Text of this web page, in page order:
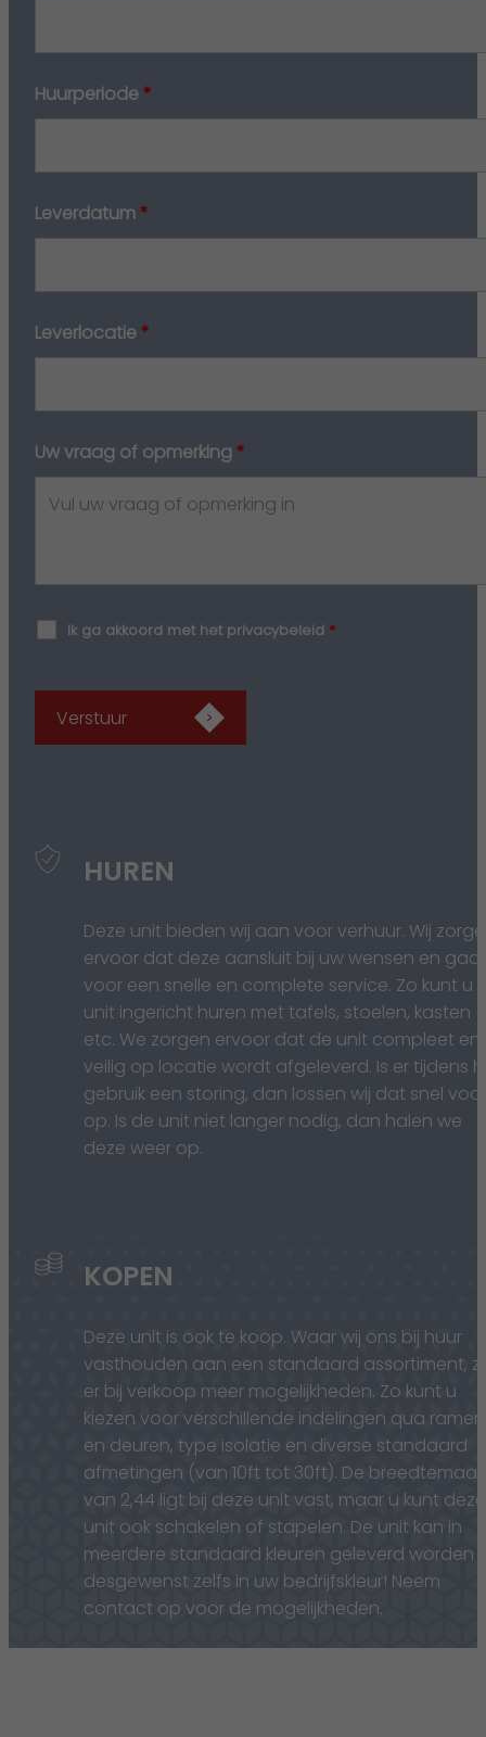
Huurperiode*
Leverdatum*
Leverlocatie*
Uw vraag of opmerking*
Ik ga akkoord met het privacybeleid *
HUREN
Deze unit bieden wij aan voor verhuur. Wij
ervoor dat deze aansluit bij uw wensen en
voor een snelle en complete service. Zo kunt u
unit ingericht huren met tafels, stoelen, kasten
etc. We zorgen ervoor dat de unit compleet en
veilig op locatie wordt afgeleverd. Is er tijdens
gebruik een storing, dan lossen wij dat snel
op. Is de unit niet langer nodig, dan halen we
deze weer op.
KOPEN
Deze unit is ook te koop. Waar wij ons bij huur
vasthouden aan een standaard assortiment,
er bij verkoop meer mogelijkheden. Zo kunt u
kiezen voor verschillende indelingen qua ramen
en deuren, type isolatie en diverse standaard
afmetingen (van 10ft tot 30ft). De breedtemaat
van 2,44 ligt bij deze unit vast, maar u kunt deze
unit ook schakelen of stapelen. De unit kan in
meerdere standaard kleuren geleverd worden
desgewenst zelfs in uw bedrijfskleur! Neem
contact op voor de mogelijkheden.